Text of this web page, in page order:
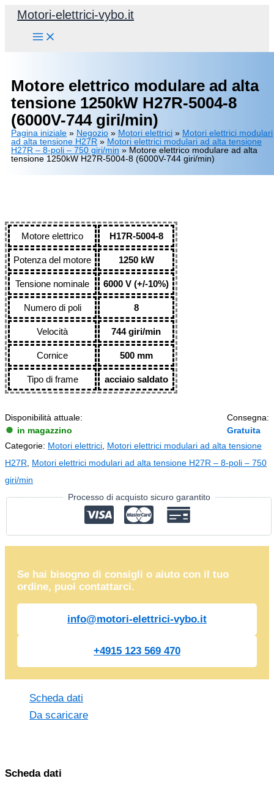
VaiMotori-elettrici-vybo.it
Motore elettrico modulare ad alta
tensione 1250kW H27R-5004-8
(6000V-744 giri/min)
Pagina iniziale » Negozio » Motori elettrici » Motori elettrici modulari
ad alta tensione H27R » Motori elettrici modulari ad alta tensione
H27R – 8-poli – 750 giri/min » Motore elettrico modulare ad alta
tensione 1250kW H27R-5004-8 (6000V-744 giri/min)
Motore elettrico H17R-5004-8
Potenza del motore 1250 kW
Tensione nominale 6000 V (+/-10%)
Numero di poli 8
Velocità 744 giri/min
Cornice 500 mm
Tipo di frame acciaio saldato
Disponibilità attuale:
in magazzino
Consegna:
Gratuita
Categorie: Motori elettrici Motori elettrici modulari ad alta tensione
H27R
Motori elettrici modulari ad alta tensione H27R – 8-poli – 750
giri/min
Processo di acquisto sicuro garantito
Se hai bisogno di consigli o aiuto con il tuo
ordine, puoi contattarci.
info@motori-elettrici-vybo.it
+4915 123 569 470
Scheda dati
Da scaricare
Scheda dati